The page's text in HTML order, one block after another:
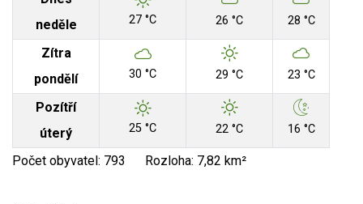
neděle
27 °C 26 °C 28 °C
Zítra
pondělí
30 °C 29 °C 23 °C
Pozítří
úterý
25 °C 22 °C 16 °C
Počet obyvatel: 793 Rozloha: 7,82 km²